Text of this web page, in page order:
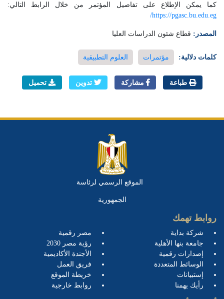
كما يمكن الإطلاع على تفاصيل المؤتمر من خلال الرابط التالي:
https://pgasc.bu.edu.eg/
المصدر: قطاع شئون الدراسات العليا
كلمات دلالية: مؤتمرات العلوم التطبيقية
طباعة مشاركة تدوين تحميل
الموقع الرسمي لرئاسة
الجمهورية
روابط تهمك
شركة بداية
جامعة بنها الأهلية
إصدارات رقمية
الوسائط المتعددة
إستبيانات
رأيك يهمنا
مصر رقمية
رؤية مصر 2030
الأجندة الأكاديمية
فريق العمل
خريطة الموقع
روابط خارجية